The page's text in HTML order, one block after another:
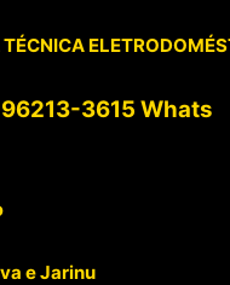
96213-3615 Whats
e Jarinu